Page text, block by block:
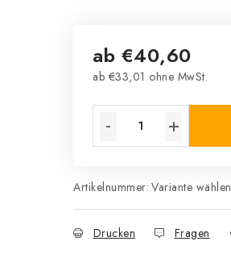
ab €40,60
ab €33,01 ohne MwSt.
Artikelnummer: Variante wählen
Drucken Fragen